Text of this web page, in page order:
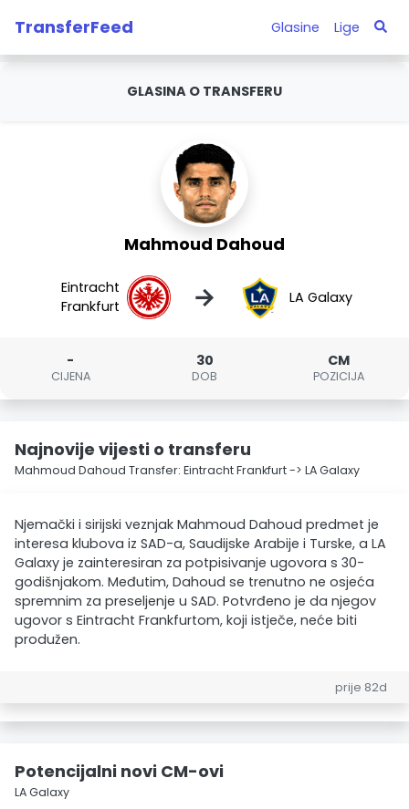
TransferFeed Glasine Lige
GLASINA O TRANSFERU
Mahmoud Dahoud
Eintracht
Frankfurt
→ LA Galaxy
-
CIJENA
30
DOB
CM
POZICIJA
Najnovije vijesti o transferu
Mahmoud Dahoud Transfer: Eintracht Frankfurt -> LA Galaxy
Njemački i sirijski veznjak Mahmoud Dahoud predmet je
interesa klubova iz SAD-a, Saudijske Arabije i Turske, a LA
Galaxy je zainteresiran za potpisivanje ugovora s 30-
godišnjakom. Međutim, Dahoud se trenutno ne osjeća
spremnim za preseljenje u SAD. Potvrđeno je da njegov
ugovor s Eintracht Frankfurtom, koji istječe, neće biti
produžen.
prije 82d
Potencijalni novi CM-ovi
LA Galaxy